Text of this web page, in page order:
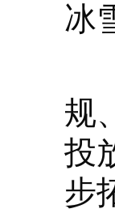
冰
规
投
步